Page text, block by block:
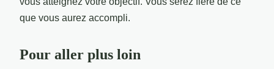
que vous aurez accompli.
Pour aller plus loin